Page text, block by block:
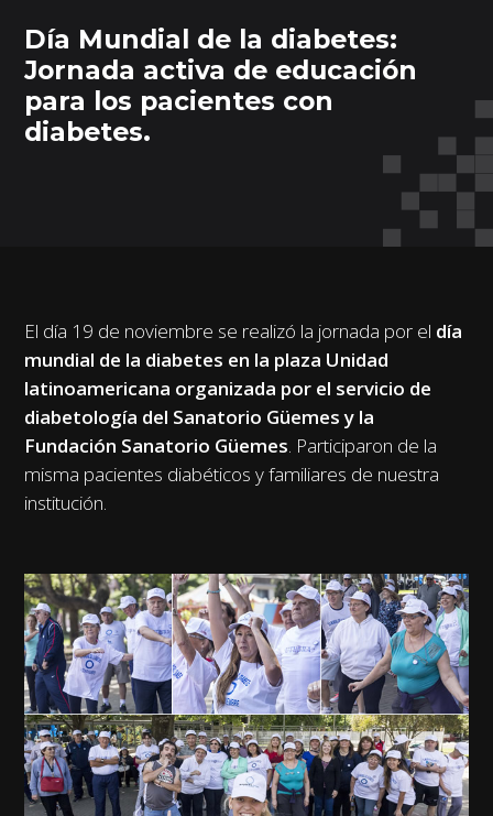
Día Mundial de la diabetes:
Jornada activa de educación
para los pacientes con
diabetes.
El día 19 de noviembre se realizó la jornada por el día
mundial de la diabetes en la plaza Unidad
latinoamericana organizada por el servicio de
diabetología del Sanatorio Güemes y la
Fundación Sanatorio Güemes. Participaron de la
misma pacientes diabéticos y familiares de nuestra
institución.